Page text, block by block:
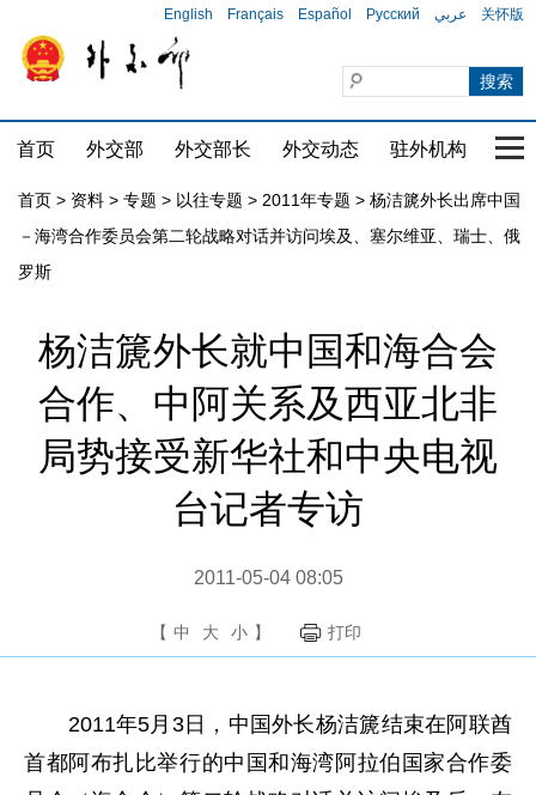
English Français Español Русский عربي 关怀版
首页 外交部 外交部长 外交动态 驻外机构 国
首页 > 资料 > 专题 > 以往专题 > 2011年专题 > 杨洁篪外长出席中国
－海湾合作委员会第二轮战略对话并访问埃及、塞尔维亚、瑞士、俄
罗斯
杨洁篪外长就中国和海合会
合作、中阿关系及西亚北非
局势接受新华社和中央电视
台记者专访
2011-05-04 08:05
【 中 大 小 】 打印
2011年5月3日，中国外长杨洁篪结束在阿联酋
首都阿布扎比举行的中国和海湾阿拉伯国家合作委